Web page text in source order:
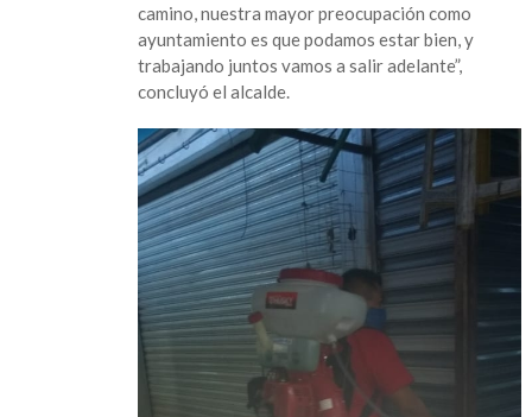
camino, nuestra mayor preocupación como
ayuntamiento es que podamos estar bien, y
trabajando juntos vamos a salir adelante”,
concluyó el alcalde.